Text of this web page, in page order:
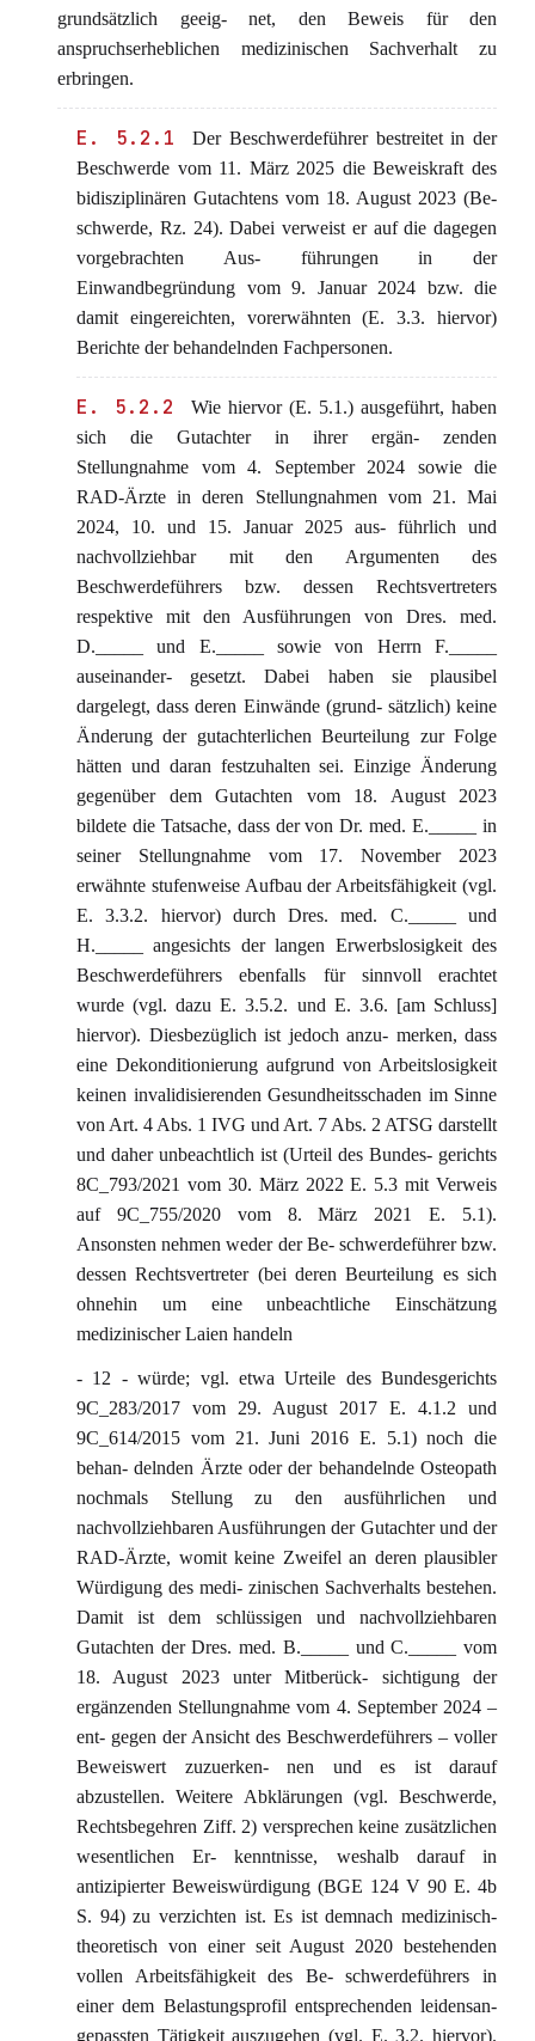
grundsätzlich geeig- net, den Beweis für den
anspruchserheblichen medizinischen Sachverhalt zu
erbringen.
E. 5.2.1
Der Beschwerdeführer bestreitet in der
Beschwerde vom 11. März 2025 die Beweiskraft des
bidisziplinären Gutachtens vom 18. August 2023 (Be-
schwerde, Rz. 24). Dabei verweist er auf die dagegen
vorgebrachten Aus- führungen in der
Einwandbegründung vom 9. Januar 2024 bzw. die
damit eingereichten, vorerwähnten (E. 3.3. hiervor)
Berichte der behandelnden Fachpersonen.
E. 5.2.2
Wie hiervor (E. 5.1.) ausgeführt, haben
sich die Gutachter in ihrer ergän- zenden
Stellungnahme vom 4. September 2024 sowie die
RAD-Ärzte in deren Stellungnahmen vom 21. Mai
2024, 10. und 15. Januar 2025 aus- führlich und
nachvollziehbar mit den Argumenten des
Beschwerdeführers bzw. dessen Rechtsvertreters
respektive mit den Ausführungen von Dres. med.
D._____ und E._____ sowie von Herrn F._____
auseinander- gesetzt. Dabei haben sie plausibel
dargelegt, dass deren Einwände (grund- sätzlich) keine
Änderung der gutachterlichen Beurteilung zur Folge
hätten und daran festzuhalten sei. Einzige Änderung
gegenüber dem Gutachten vom 18. August 2023
bildete die Tatsache, dass der von Dr. med. E._____ in
seiner Stellungnahme vom 17. November 2023
erwähnte stufenweise Aufbau der Arbeitsfähigkeit (vgl.
E. 3.3.2. hiervor) durch Dres. med. C._____ und
H._____ angesichts der langen Erwerbslosigkeit des
Beschwerdeführers ebenfalls für sinnvoll erachtet
wurde (vgl. dazu E. 3.5.2. und E. 3.6. [am Schluss]
hiervor). Diesbezüglich ist jedoch anzu- merken, dass
eine Dekonditionierung aufgrund von Arbeitslosigkeit
keinen invalidisierenden Gesundheitsschaden im Sinne
von Art. 4 Abs. 1 IVG und Art. 7 Abs. 2 ATSG darstellt
und daher unbeachtlich ist (Urteil des Bundes- gerichts
8C_793/2021 vom 30. März 2022 E. 5.3 mit Verweis
auf 9C_755/2020 vom 8. März 2021 E. 5.1).
Ansonsten nehmen weder der Be- schwerdeführer bzw.
dessen Rechtsvertreter (bei deren Beurteilung es sich
ohnehin um eine unbeachtliche Einschätzung
medizinischer Laien handeln
- 12 - würde; vgl. etwa Urteile des Bundesgerichts
9C_283/2017 vom 29. August 2017 E. 4.1.2 und
9C_614/2015 vom 21. Juni 2016 E. 5.1) noch die
behan- delnden Ärzte oder der behandelnde Osteopath
nochmals Stellung zu den ausführlichen und
nachvollziehbaren Ausführungen der Gutachter und der
RAD-Ärzte, womit keine Zweifel an deren plausibler
Würdigung des medi- zinischen Sachverhalts bestehen.
Damit ist dem schlüssigen und nachvollziehbaren
Gutachten der Dres. med. B._____ und C._____ vom
18. August 2023 unter Mitberück- sichtigung der
ergänzenden Stellungnahme vom 4. September 2024 –
ent- gegen der Ansicht des Beschwerdeführers – voller
Beweiswert zuzuerken- nen und es ist darauf
abzustellen. Weitere Abklärungen (vgl. Beschwerde,
Rechtsbegehren Ziff. 2) versprechen keine zusätzlichen
wesentlichen Er- kenntnisse, weshalb darauf in
antizipierter Beweiswürdigung (BGE 124 V 90 E. 4b
S. 94) zu verzichten ist. Es ist demnach medizinisch-
theoretisch von einer seit August 2020 bestehenden
vollen Arbeitsfähigkeit des Be- schwerdeführers in
einer dem Belastungsprofil entsprechenden leidensan-
gepassten Tätigkeit auszugehen (vgl. E. 3.2. hiervor).